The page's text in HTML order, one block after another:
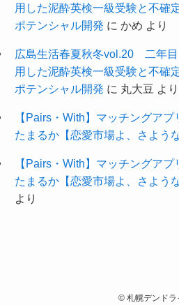
用した泥酔英検一級受験と不確
ポテンシャル開発 にかめ より
広島生活春夏秋冬vol.20 二年
用した泥酔英検一級受験と不確
ポテンシャル開発 に 丸大豆 より
【Pairs・With】マッチングア
たまるか【恋愛市場よ、さような
【Pairs・With】マッチングア
たまるか【恋愛市場よ、さような
より
© 札幌デンドラ